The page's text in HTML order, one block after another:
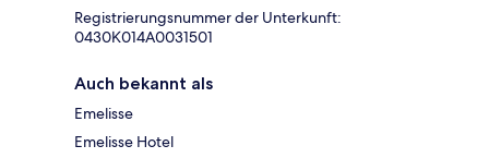
Registrierungsnummer der Unterkunft:
0430Κ014A0031501
Auch bekannt als
Emelisse
Emelisse Hotel